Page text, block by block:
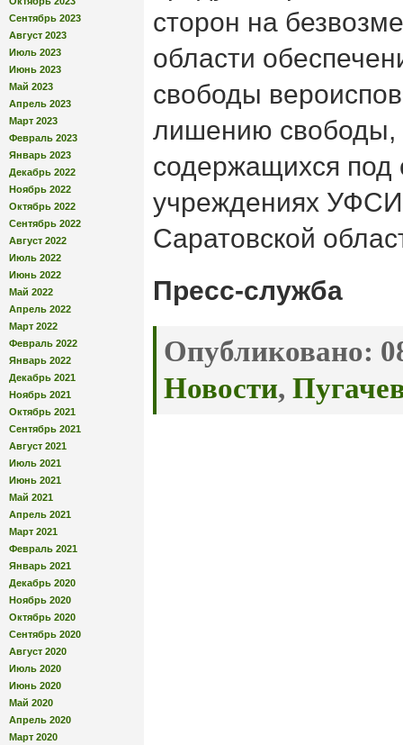
Сентябрь 2023
Август 2023
Июль 2023
Июнь 2023
Май 2023
Апрель 2023
Март 2023
Февраль 2023
Январь 2023
Декабрь 2022
Ноябрь 2022
Октябрь 2022
Сентябрь 2022
Август 2022
Июль 2022
Июнь 2022
Май 2022
Апрель 2022
Март 2022
Февраль 2022
Январь 2022
Декабрь 2021
Ноябрь 2021
Октябрь 2021
Сентябрь 2021
Август 2021
Июль 2021
Июнь 2021
Май 2021
Апрель 2021
Март 2021
Февраль 2021
Январь 2021
Декабрь 2020
Ноябрь 2020
Октябрь 2020
Сентябрь 2020
Август 2020
Июль 2020
Июнь 2020
Май 2020
Апрель 2020
Март 2020
сторон на
области
свободы
лишению свободы,
содержащихся под
учреждениях
Саратовской
Пресс-служба
Опубликовано:
Новости,